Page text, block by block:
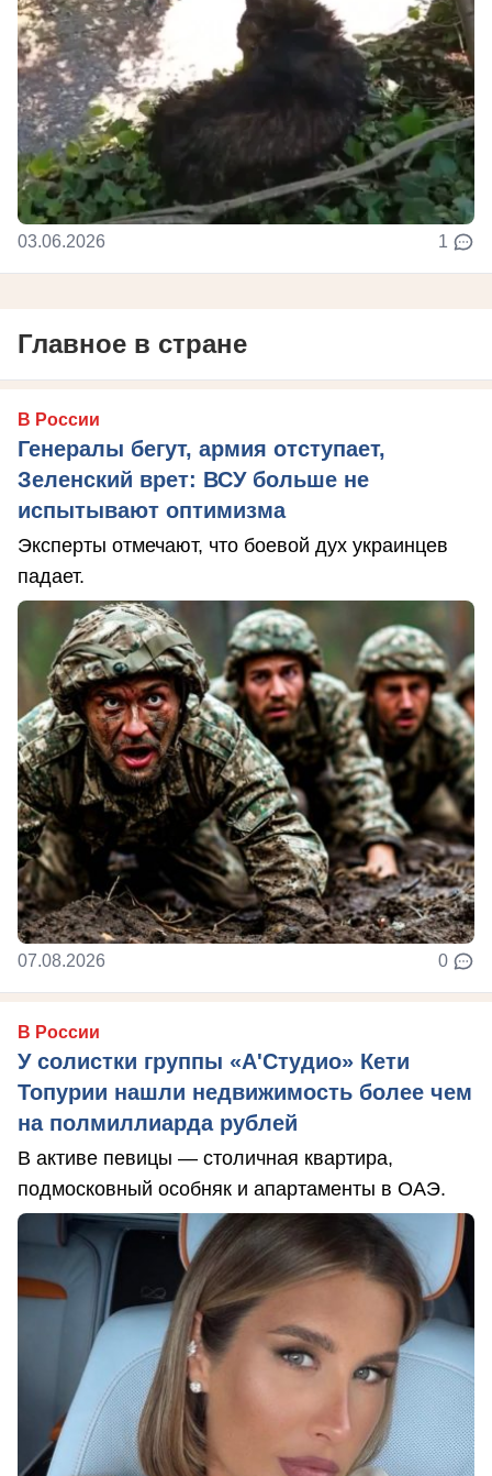
03.06.2026 1
Главное в стране
В России
Генералы бегут, армия отступает,
Зеленский врет: ВСУ больше не
испытывают оптимизма
Эксперты отмечают, что боевой дух украинцев
падает.
07.08.2026 0
В России
У солистки группы «А'Студио» Кети
Топурии нашли недвижимость более чем
на полмиллиарда рублей
В активе певицы — столичная квартира,
подмосковный особняк и апартаменты в ОАЭ.